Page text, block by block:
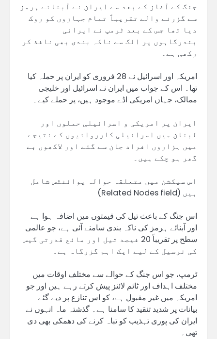
جنگ کے آغاز کے بعد سے ایران نے آبنائے ہرمز
سے گزرنے والے تقریباً تمام جہازوں کو روک
دیا تھا جس کے بعد ٹرمپ نے ایرانی
بندرگاہوں پر الگ سے ناکہ بندی بھی نافذ کر
رکھی ہے۔
امریکہ اور اسرائیل نے 28 فروری کو ایران پر حملہ کیا
تھا۔ اس کے جواب میں ایران نے اسرائیل اور خلیجی
ممالک، جہاں امریکی اڈے موجود ہیں، پر حملے کیے۔
ایران پر امریکی و اسرائیلی حملوں اور
لبنان میں اسرائیلی کارروائیوں کے نتیجے
میں ہزاروں افراد جان سے گئے اور لاکھوں بے
گھر ہو چکے ہیں۔
اس سیکشن میں متعلقہ حوالہ پوائنٹس شامل
ہیں (Related Nodes field)
اس جنگ کے باعث تیل کی قیمتوں میں اضافہ ہوا ہے
اور آبنائے ہرمز کی ناکہ بندی سامنے آئی ہے، جو عالمی
سطح پر تقریباً 20 فیصد تیل اور مائع قدرتی گیس
کی ترسیل کے لیے ایک اہم گزرگاہ ہے۔
ٹرمپ، جو اس جنگ کے حوالے سے مختلف اوقات میں
مختلف اہداف اور ٹائم لائنز پیش کرتے رہے ہیں اور جو
امریکہ میں غیر مقبول ہے، کو اس تنازع پر دیے گئے
بیانات پر شدید تنقید کا سامنا ہے۔ گذشتہ ماہ انہوں نے
ایران کی پوری تہذیب کو تباہ کرنے کی دھمکی بھی دی
تھی۔